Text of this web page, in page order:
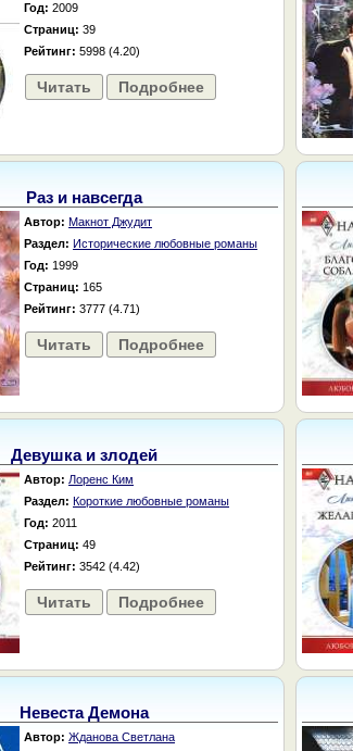
Год: 2009
Страниц: 39
Рейтинг: 5998 (4.20)
Читать Подробнее
Раз и навсегда
Автор: Макнот Джудит
Раздел: Исторические любовные романы
Год: 1999
Страниц: 165
Рейтинг: 3777 (4.71)
Читать Подробнее
Девушка и злодей
Автор: Лоренс Ким
Раздел: Короткие любовные романы
Год: 2011
Страниц: 49
Рейтинг: 3542 (4.42)
Читать Подробнее
Невеста Демона
Автор: Жданова Светлана